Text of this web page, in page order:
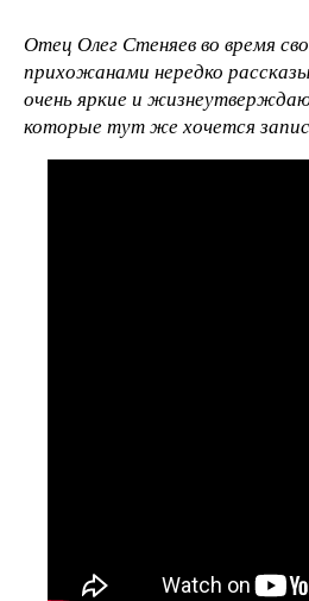
Отец Олег Стеняев во время
прихожанами нередко
очень яркие и
которые тут же хочется